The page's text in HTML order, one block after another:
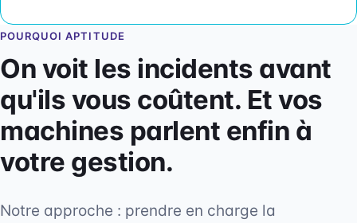
POURQUOI APTITUDE
On voit les incidents avant
qu'ils vous coûtent. Et vos
machines parlent enfin à
votre gestion.
Notre approche : prendre en charge la